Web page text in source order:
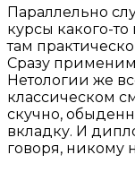
Параллельно
курсы какого-то
там
Сразу
Нетологии же
классическом
скучно,
вкладку. И
говоря, никому